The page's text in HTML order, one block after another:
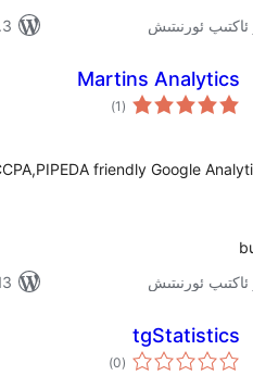
Martins Analytics
(1 ئومۇمىي
دەرىجە)
friendly Google
tgStatistics
(0 ئومۇمىي
دەرىجە
)